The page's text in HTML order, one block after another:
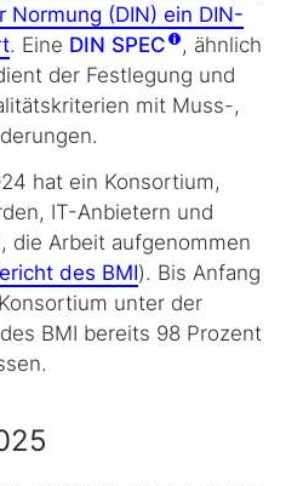
Normung (DIN) ein DIN-
. Eine DIN SPEC
, ähnlich
der Festlegung und
mit Muss-,
hat ein Konsortium,
IT-Anbietern und
die Arbeit aufgenommen
des BMI). Bis Anfang
unter der
BMI bereits 98 Prozent